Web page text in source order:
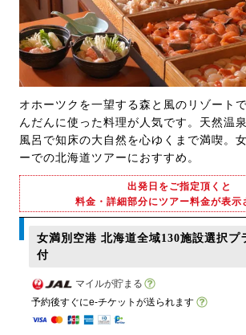
オホーツクを一望する森と風のリゾート
んだんに使った料理が人気です。天然温
風呂で知床の大自然を心ゆくまで満喫。
ーでの北海道ツアーにおすすめ。
出発日をご指定頂くと
料金・詳細部分にツアー料金が表示
女満別空港 北海道全域130施設選択プ
付
マイルが貯まる
予約後すぐにe-チケットが送られます